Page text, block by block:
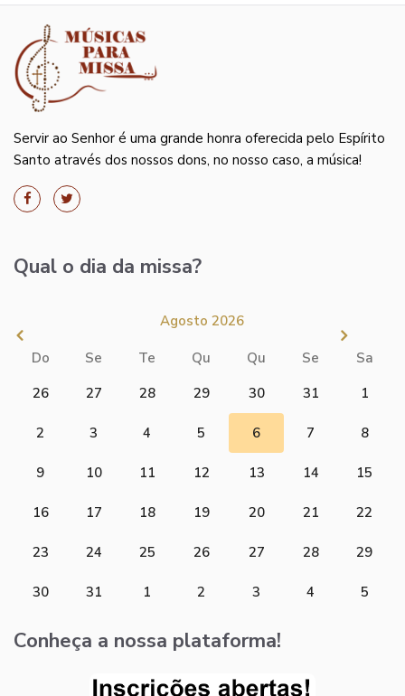
Servir ao Senhor é uma grande honra oferecida pelo Espírito
Santo através dos nossos dons, no nosso caso, a música!
Qual o dia da missa?
Agosto 2026
Do Se Te Qu Qu Se
Sa
26
27 28 29 30 31 1
2 3 4 5 6 7 8
9 10 11 12 13 14 15
16 17 18 19 20 21 22
23 24 25 26 27 28 29
30 31 1 2 3 4 5
Conheça a nossa plataforma!